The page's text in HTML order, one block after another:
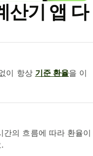
산기 앱 다
이 항상 기준 환율을 이
간의 흐름에 따라 환율이